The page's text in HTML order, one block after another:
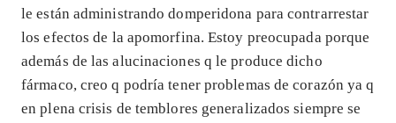
le están administrando domperidona para contrarrestar
los efectos de la apomorfina. Estoy preocupada porque
además de las alucinaciones q le produce dicho
fármaco, creo q podría tener problemas de corazón ya q
en plena crisis de temblores generalizados siempre se